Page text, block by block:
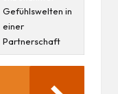
Gefühlswelten in
einer
Partnerschaft